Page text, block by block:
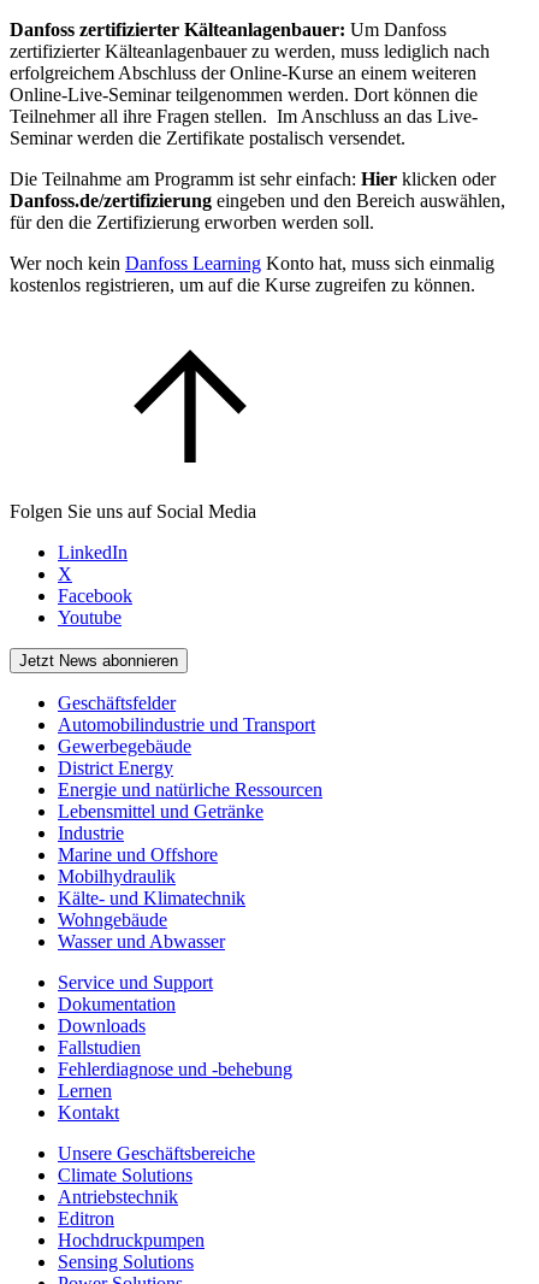
Danfoss zertifizierter Kälteanlagenbauer: Um Danfoss
zertifizierter Kälteanlagenbauer zu werden, muss lediglich nach
erfolgreichem Abschluss der Online-Kurse an einem weiteren
Online-Live-Seminar teilgenommen werden. Dort können die
Teilnehmer all ihre Fragen stellen. Im Anschluss an das Live-
Seminar werden die Zertifikate postalisch versendet.
Die Teilnahme am Programm ist sehr einfach: Hier klicken oder
Danfoss.de/zertifizierung eingeben und den Bereich auswählen,
für den die Zertifizierung erworben werden soll.
Wer noch kein Danfoss Learning Konto hat, muss sich einmalig
kostenlos registrieren, um auf die Kurse zugreifen zu können.
Folgen Sie uns auf Social Media
LinkedIn
X
Facebook
Youtube
Jetzt News abonnieren
Geschäftsfelder
Automobilindustrie und Transport
Gewerbegebäude
District Energy
Energie und natürliche Ressourcen
Lebensmittel und Getränke
Industrie
Marine und Offshore
Mobilhydraulik
Kälte- und Klimatechnik
Wohngebäude
Wasser und Abwasser
Service und Support
Dokumentation
Downloads
Fallstudien
Fehlerdiagnose und -behebung
Lernen
Kontakt
Unsere Geschäftsbereiche
Climate Solutions
Antriebstechnik
Editron
Hochdruckpumpen
Sensing Solutions